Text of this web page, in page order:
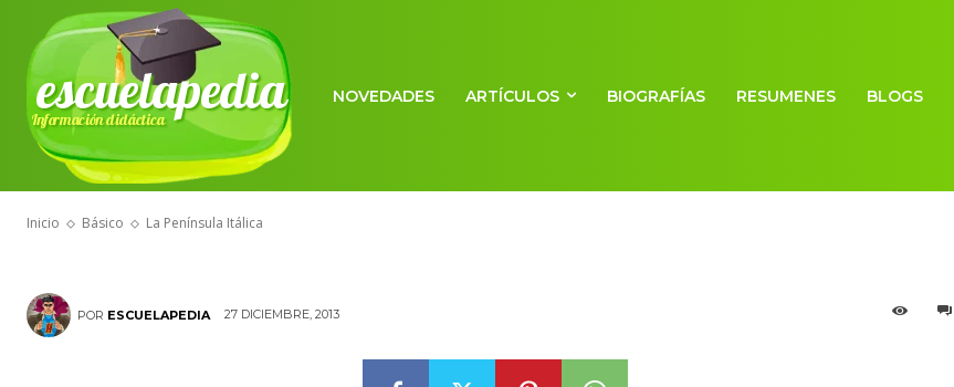
escuelapedia
Información didáctica
NOVEDADES ARTÍCULOS BIOGRAFÍAS RESUMENES BLOGS
Inicio Básico La Península Itálica
BÁSICO
La Península Itálica
POR ESCUELAPEDIA 27 DICIEMBRE, 2013